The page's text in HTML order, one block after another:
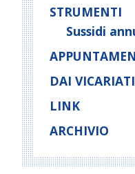
STRUMENTI
Sussidi
DAI VICARIATI
LINK
ARCHIVIO